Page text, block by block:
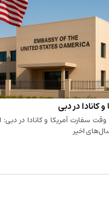
و کانادا در دبی: امارات متحده